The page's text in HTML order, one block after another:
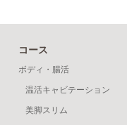
コース
ボディ・腸活
温活キャビテーション
美脚スリム